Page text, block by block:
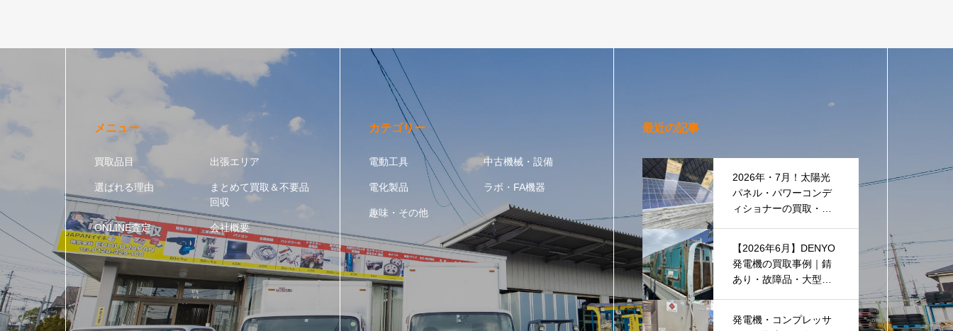
メニュー
買取品目 出張エリア
選ばれる理由
まとめて買取＆不要品
回収
ONLINE査定 会社概要
カテゴリー
電動工具 中古機械・設備
電化製品 ラボ・FA機器
趣味・その他
最近の記事
2026年・7月！太陽光
パネル・パワーコンデ
ィショナーの買取・無
【2026年6月】DENYO
発電機の買取事例｜錆
あり・故障品・大型発
発電機・コンプレッサ